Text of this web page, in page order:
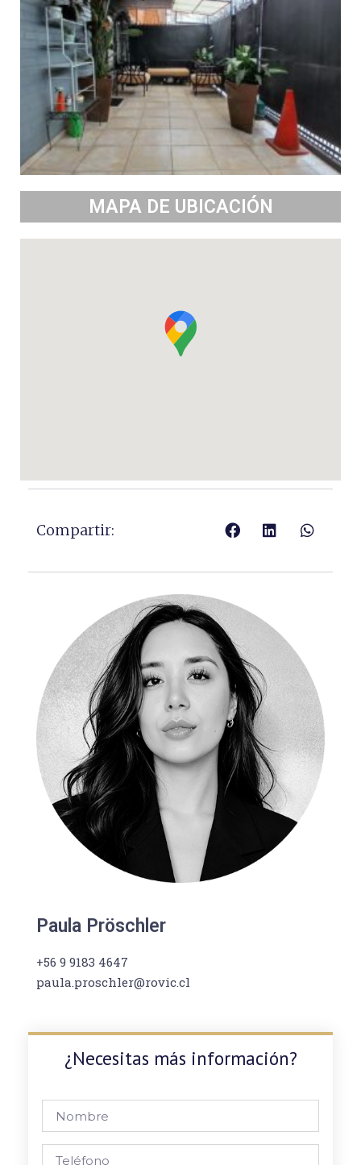
MAPA DE UBICACIÓN
Compartir:
Paula Pröschler
+56 9 9183 4647
paula.proschler@rovic.cl
¿Necesitas más información?